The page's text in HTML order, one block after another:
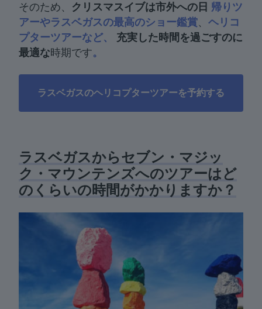
そのため、 クリスマスイブは市外への日 帰りツ
アーやラスベガスの最高のショー鑑賞
ヘリコ
プターツアーなど、
充実した時間を過ごすのに
最適な時期です。
ラスベガスのヘリコプターツアーを予約する
ラスベガスからセブン・マジッ
ク・マウンテンズへのツアーはど
のくらいの時間がかかりますか？